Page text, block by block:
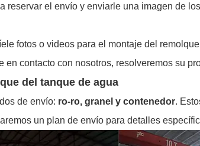
reservar el envío y enviarle una imagen de
fotos o videos para el montaje del
en contacto con nosotros, resolveremos su
del tanque de agua
de envío: ro-ro, granel y contenedor.
un plan de envío para detalles